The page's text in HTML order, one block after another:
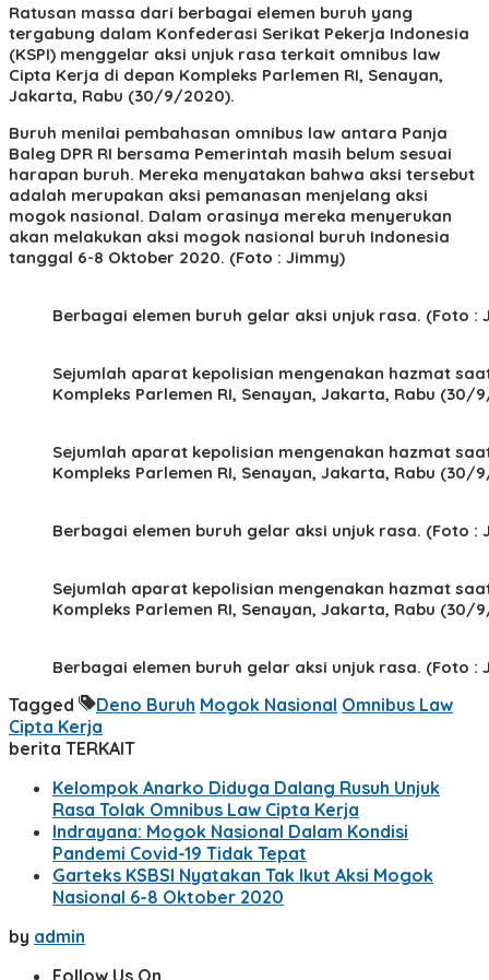
Ratusan massa dari berbagai elemen buruh yang
tergabung dalam Konfederasi Serikat Pekerja Indonesia
(KSPI) menggelar aksi unjuk rasa terkait omnibus law
Cipta Kerja di depan Kompleks Parlemen RI, Senayan,
Jakarta, Rabu (30/9/2020).
Buruh menilai pembahasan omnibus law antara Panja
Baleg DPR RI bersama Pemerintah masih belum sesuai
harapan buruh. Mereka menyatakan bahwa aksi tersebut
adalah merupakan aksi pemanasan menjelang aksi
mogok nasional. Dalam orasinya mereka menyerukan
akan melakukan aksi mogok nasional buruh Indonesia
tanggal 6-8 Oktober 2020. (Foto : Jimmy)
Berbagai elemen buruh gelar aksi unjuk rasa. (Foto :
Sejumlah aparat kepolisian mengenakan hazmat
Kompleks Parlemen RI, Senayan, Jakarta, Rabu (30/
Sejumlah aparat kepolisian mengenakan hazmat
Kompleks Parlemen RI, Senayan, Jakarta, Rabu (30/
Berbagai elemen buruh gelar aksi unjuk rasa. (Foto :
Sejumlah aparat kepolisian mengenakan hazmat
Kompleks Parlemen RI, Senayan, Jakarta, Rabu (30/
Berbagai elemen buruh gelar aksi unjuk rasa. (Foto :
Tagged Deno Buruh Mogok Nasional Omnibus Law
Cipta Kerja
berita TERKAIT
Kelompok Anarko Diduga Dalang Rusuh Unjuk
Rasa Tolak Omnibus Law Cipta Kerja
Indrayana: Mogok Nasional Dalam Kondisi
Pandemi Covid-19 Tidak Tepat
Garteks KSBSI Nyatakan Tak Ikut Aksi Mogok
Nasional 6-8 Oktober 2020
by admin
Follow Us On